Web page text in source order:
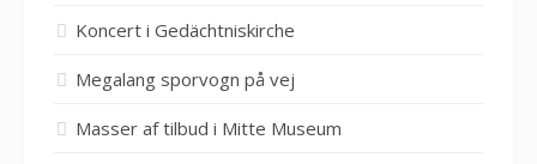
Koncert i Gedächtniskirche
Megalang sporvogn på vej
Masser af tilbud i Mitte Museum